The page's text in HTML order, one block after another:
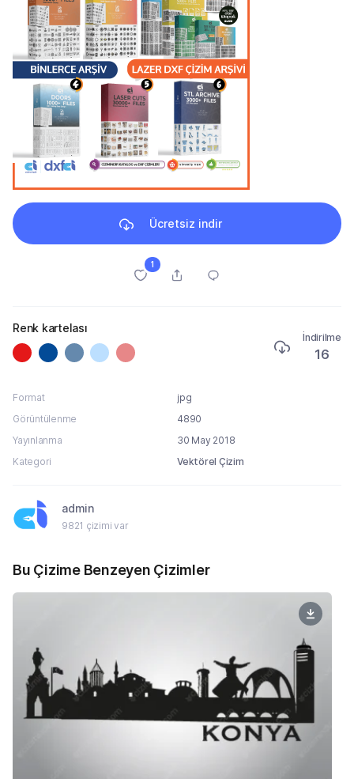
Ücretsiz indir
1
Renk kartelası
İndirilme
16
Format
jpg
Görüntülenme
4890
Yayınlanma
30 May 2018
Kategori
Vektörel Çizim
admin
9821 çizimi var
Bu Çizime Benzeyen Çizimler